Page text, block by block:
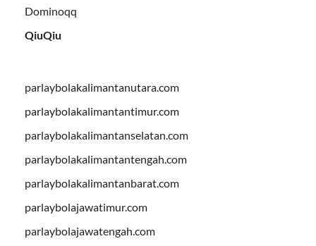
Dominoqq
QiuQiu
parlaybolakalimantanutara.com
parlaybolakalimantantimur.com
parlaybolakalimantanselatan.com
parlaybolakalimantantengah.com
parlaybolakalimantanbarat.com
parlaybolajawatimur.com
parlaybolajawatengah.com